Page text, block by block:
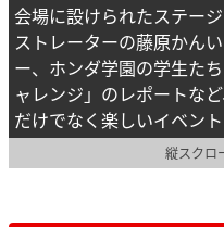
会場に設けられたステー
ストレーターの藤原かん
ー、ホンダ学園の学生た
ャレンジ」のレポートな
だけでなく楽しいイベント
縦スクロ